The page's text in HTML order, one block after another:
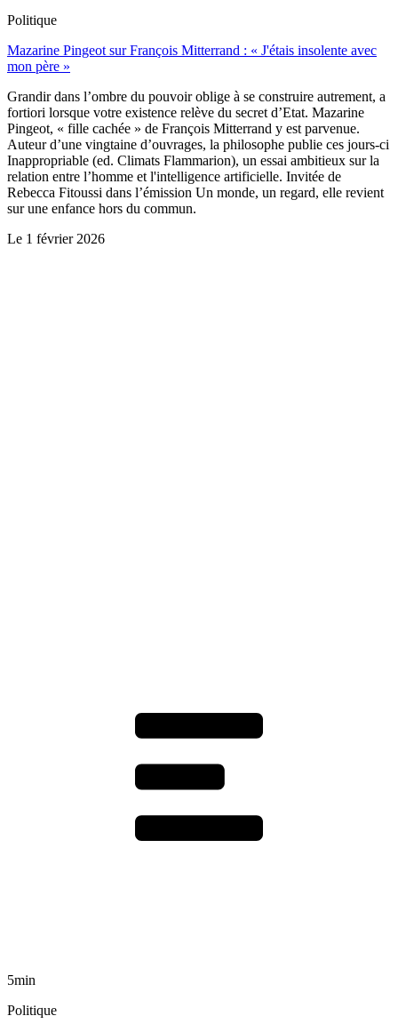
Politique
Mazarine Pingeot sur François Mitterrand : « J'étais insolente avec
mon père »
Grandir dans l’ombre du pouvoir oblige à se construire autrement, a
fortiori lorsque votre existence relève du secret d’Etat. Mazarine
Pingeot, « fille cachée » de François Mitterrand y est parvenue.
Auteur d’une vingtaine d’ouvrages, la philosophe publie ces jours-ci
Inappropriable (ed. Climats Flammarion), un essai ambitieux sur la
relation entre l’homme et l'intelligence artificielle. Invitée de
Rebecca Fitoussi dans l’émission Un monde, un regard, elle revient
sur une enfance hors du commun.
Le 1 février 2026
5min
Politique